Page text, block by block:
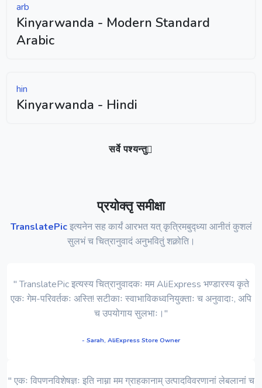
arb
Kinyarwanda - Modern Standard
Arabic
hin
Kinyarwanda - Hindi
सर्वे पश्यन्तु
प्रयोक्तृ समीक्षा
TranslatePicइत्यनेन सह कार्यं आरभत यत् कृत्रिमबुद्ध्या आनीतं कुशलं
सुलभं च चित्रानुवादं अनुभवितुं शक्नोति।
" TranslatePic इत्यस्य चित्रानुवादकः मम AliExpress भण्डारस्य कृते
एकः गेम-परिवर्तकः अस्ति! सटीकाः स्वाभाविकध्वनियुक्ताः च अनुवादाः, अपि
च उपयोगाय सुलभाः।"
- Sarah, AliExpress Store Owner
" एकः विपणनविशेषज्ञः इति नाम्ना मम ग्राहकानाम् उत्पादविवरणानां लेबलानां च